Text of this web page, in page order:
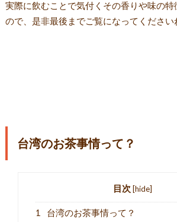
実際に飲むことで気付くその香りや味の
ので、是非最後までご覧になってください
台湾のお茶事情って？
目次 [hide]
1 台湾のお茶事情って？